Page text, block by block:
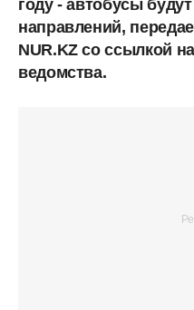
году - автобусы
направлений,
NUR.KZ со ссылкой
ведомства.